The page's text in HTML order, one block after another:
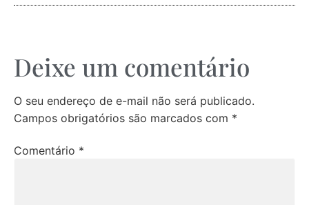
Deixe um comentário
O seu endereço de e-mail não será publicado.
Campos obrigatórios são marcados com *
Comentário *